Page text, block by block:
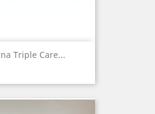
Triple Care...